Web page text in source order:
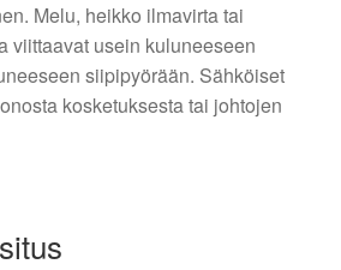
Melu, heikko ilmavirta tai
viittaavat usein kuluneeseen
siipipyörään. Sähköiset
kosketuksesta tai johtojen